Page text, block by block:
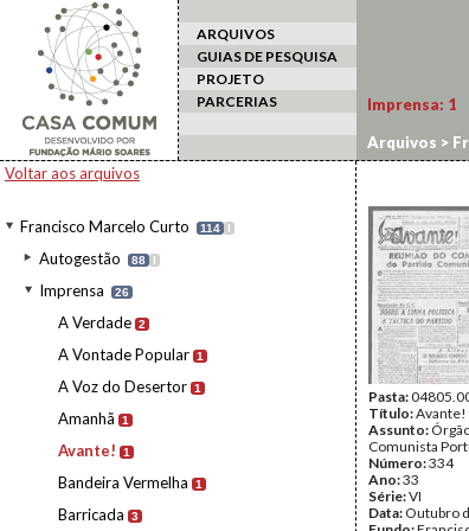
ARQUIVOS
GUIAS DE PESQUISA
PROJETO
PARCERIAS
Voltar aos arquivos
Francisco Marcelo Curto 114 I
Autogestão 88 I
Imprensa 26
A Verdade 2
A Vontade Popular 1
A Voz do Desertor 1
Amanhã 1
Avante! 1
Bandeira Vermelha 1
Barricada 3
Imprensa: 1
Arquivos >
Pasta:
Título:Avante!
Assunto:
Comunista
Número:334
Ano:33
Série:VI
Data: Outubro